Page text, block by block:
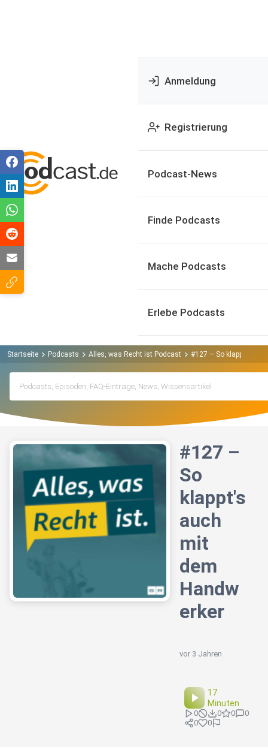
Anmeldung
Registrierung
Podcast-News
Finde Podcasts
Mache Podcasts
Erlebe Podcasts
Startseite Podcasts Alles, was Recht ist Podcast #127 – So klappt's
#127 –
So
klappt's
auch
mit
dem
Handw
erker
vor 3 Jahren
17
Minuten
0 0 0
0
0
0